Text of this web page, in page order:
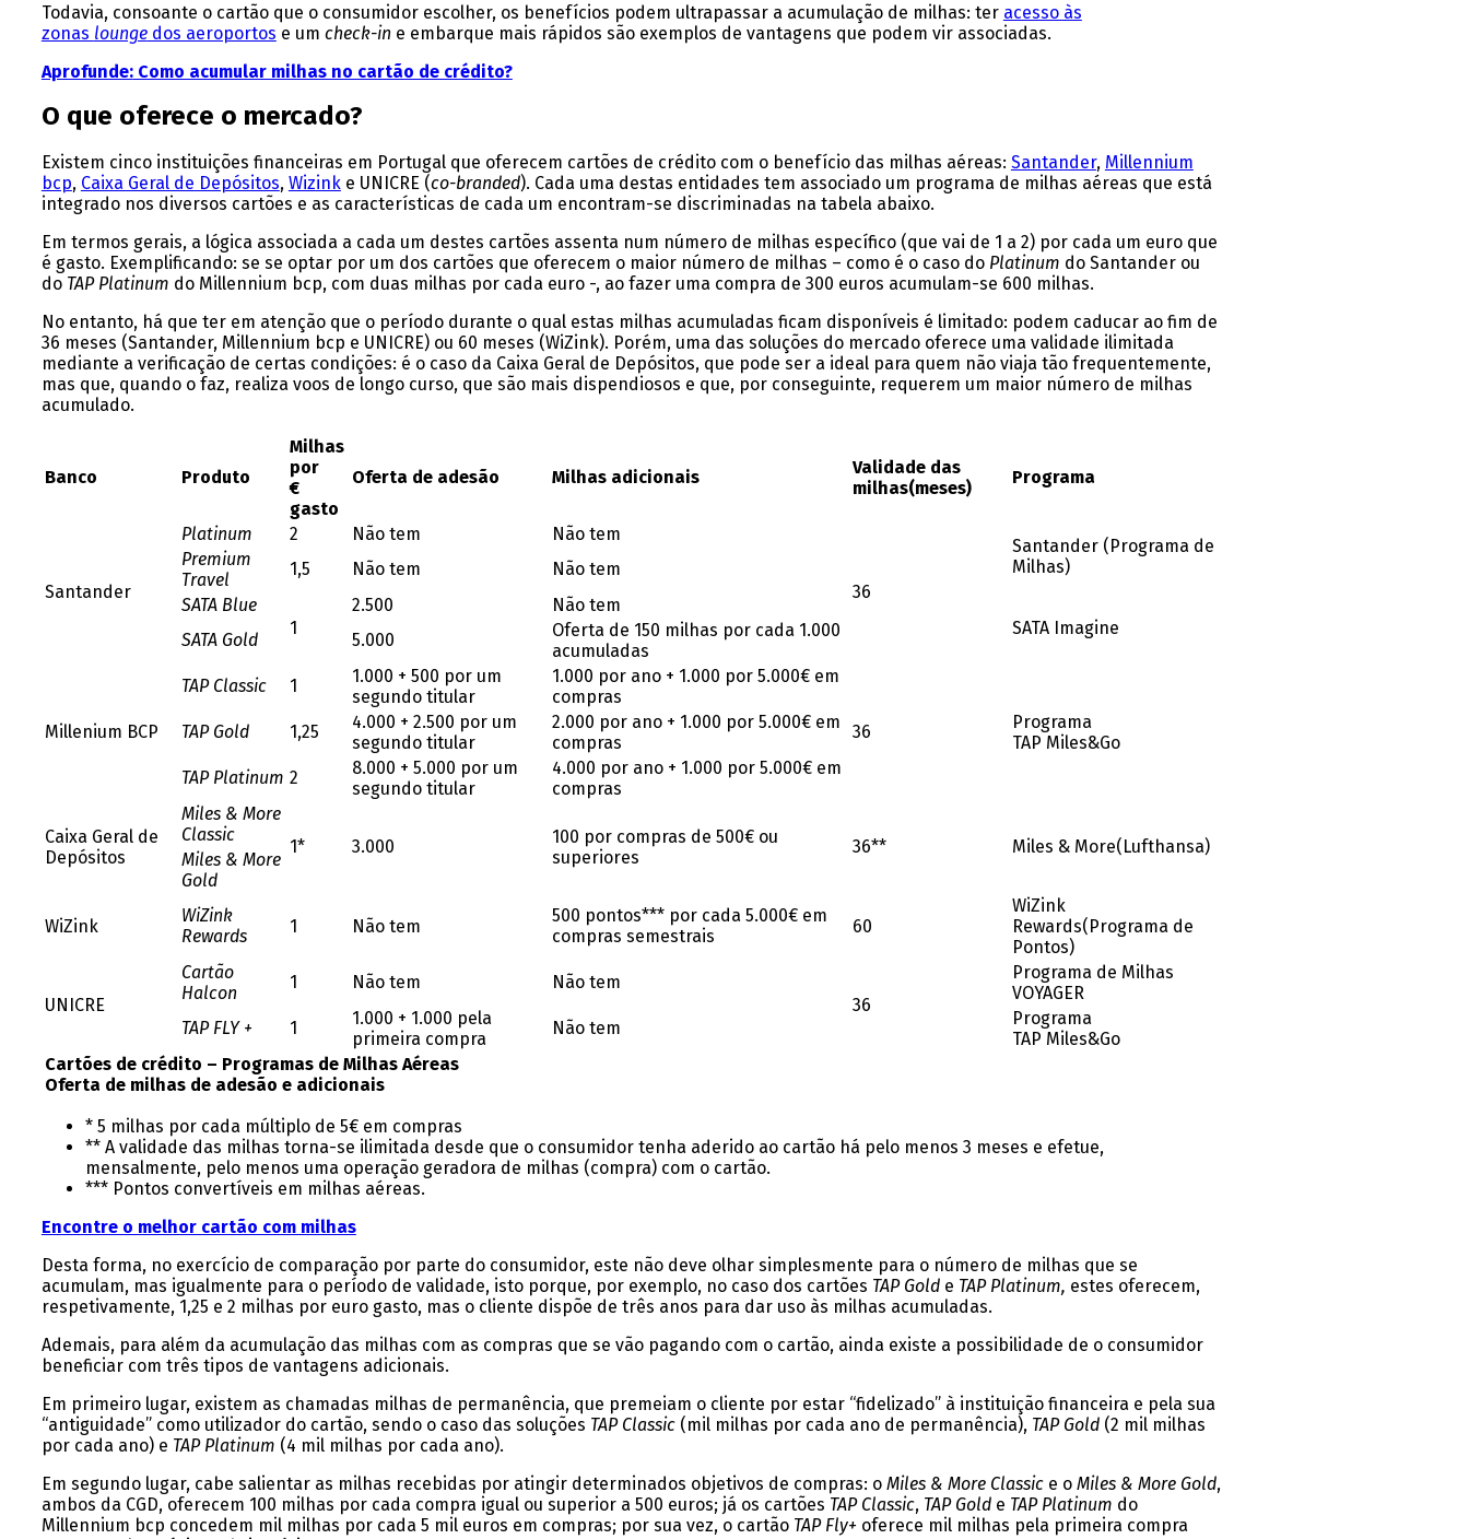
Todavia, consoante o cartão que o consumidor escolher, os benefícios podem ultrapassar a acumulação de milhas: ter acesso às
zonas loungedos aeroportos e um check-ine embarque mais rápidos são exemplos de vantagens que podem vir associadas.
Aprofunde:Como acumular milhas no cartão de crédito?
O que oferece o mercado?
Existem cinco instituições financeiras em Portugal que oferecem cartões de crédito com o benefício das milhas aéreas: Santander, Millennium
bcp, Caixa Geral de Depósitos, Wizinke UNICRE (co-branded). Cada uma destas entidades tem associado um programa de milhas aéreas que está
integrado nos diversos cartões e as características de cada um encontram-se discriminadas na tabela abaixo.
Em termos gerais, a lógica associada a cada um destes cartões assenta num número de milhas específico (que vai de 1 a 2) por cada um euro que
é gasto. Exemplificando: se se optar por um dos cartões que oferecem o maior número de milhas – como é o caso do Platinum do Santander ou
do TAP Platinum do Millennium bcp, com duas milhas por cada euro -, ao fazer uma compra de 300 euros acumulam-se 600 milhas.
No entanto, há que ter em atenção que o período durante o qual estas milhas acumuladas ficam disponíveis é limitado: podem caducar ao fim de
36 meses (Santander, Millennium bcp e UNICRE) ou 60 meses (WiZink). Porém, uma das soluções do mercado oferece uma validade ilimitada
mediante a verificação de certas condições: é o caso da Caixa Geral de Depósitos, que pode ser a ideal para quem não viaja tão frequentemente,
mas que, quando o faz, realiza voos de longo curso, que são mais dispendiosos e que, por conseguinte, requerem um maior número de milhas
acumulado.
Banco Produto
Milhas
por
€
gasto
Oferta de adesão Milhas adicionais
Validade das
milhas(meses)
Programa
Santander
Platinum 2 Não tem Não tem
36
Santander (Programa de
Milhas)
Premium
Travel
1,5 Não tem
Não tem
SATA Blue
1
2.500
Não tem
SATA Imagine
SATA Gold 5.000
Oferta de 150 milhas por cada 1.000
acumuladas
Millenium BCP
TAP Classic 1
1.000 + 500 por um
segundo titular
1.000 por ano + 1.000 por 5.000€ em
compras
36
Programa
TAP Miles&Go
TAP Gold 1,25
4.000 + 2.500 por um
segundo titular
2.000 por ano + 1.000 por 5.000€ em
compras
TAP Platinum 2
8.000 + 5.000 por um
segundo titular
4.000 por ano + 1.000 por 5.000€ em
compras
Caixa Geral de
Depósitos
Miles & More
Classic
1* 3.000
100 por compras de 500€ ou
superiores
36** Miles & More(Lufthansa)
Miles & More
Gold
WiZink
WiZink
Rewards
1 Não tem
500 pontos*** por cada 5.000€ em
compras semestrais
60
WiZink
Rewards(Programa de
Pontos)
UNICRE
Cartão
Halcon
1 Não tem
Não tem
36
Programa de Milhas
VOYAGER
TAP FLY +
1
1.000 + 1.000 pela
primeira compra
Não tem
Programa
TAP Miles&Go
Cartões de crédito – Programas de Milhas Aéreas
Oferta de milhas de adesão e adicionais
* 5 milhas por cada múltiplo de 5€ em compras
** A validade das milhas torna-se ilimitada desde que o consumidor tenha aderido ao cartão há pelo menos 3 meses e efetue,
mensalmente, pelo menos uma operação geradora de milhas (compra) com o cartão.
*** Pontos convertíveis em milhas aéreas.
Encontre o melhor cartão com milhas
Desta forma, no exercício de comparação por parte do consumidor, este não deve olhar simplesmente para o número de milhas que se
acumulam, mas igualmente para o período de validade, isto porque, por exemplo, no caso dos cartões TAP Gold e TAP Platinum, estes oferecem,
respetivamente, 1,25 e 2 milhas por euro gasto, mas o cliente dispõe de três anos para dar uso às milhas acumuladas.
Ademais, para além da acumulação das milhas com as compras que se vão pagando com o cartão, ainda existe a possibilidade de o consumidor
beneficiar com três tipos de vantagens adicionais.
Em primeiro lugar, existem as chamadas milhas de permanência, que premeiam o cliente por estar “fidelizado” à instituição financeira e pela sua
“antiguidade” como utilizador do cartão, sendo o caso das soluções TAP Classic (mil milhas por cada ano de permanência), TAP Gold (2 mil milhas
por cada ano) e TAP Platinum (4 mil milhas por cada ano).
Em segundo lugar, cabe salientar as milhas recebidas por atingir determinados objetivos de compras: o Miles & More Classice o Miles & More Gold,
ambos da CGD, oferecem 100 milhas por cada compra igual ou superior a 500 euros; já os cartões TAP Classic, TAP Golde TAP Platinum do
Millennium bcp concedem mil milhas por cada 5 mil euros em compras; por sua vez, o cartão TAP Fly+ oferece mil milhas pela primeira compra